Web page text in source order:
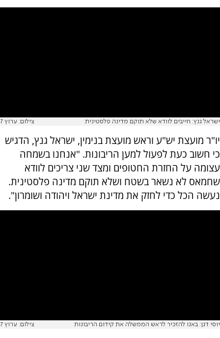
ישראל גנץ: חייבים לוודא שלא תוקם מדינה פלסטינית צילום: ערוץ 7
יו"ר מועצת יש"ע וראש מועצת בנימין, ישראל גנץ, הדגיש
כי חשוב כעת לפעול למען הריבונות. "אנחנו בשמחה
עצומה על החזרת החטופים ומצד שני צריכים לוודא
שחמאס לא נשאר בשטח ושלא תוקם מדינה פלסטינית.
נעשה הכל כדי לחזק את מדינת ישראל ויהודה ושומרון".
יוסי דגן: באנו להזכיר לראש הממשלה את קידום הריבונות צילום: ערוץ 7